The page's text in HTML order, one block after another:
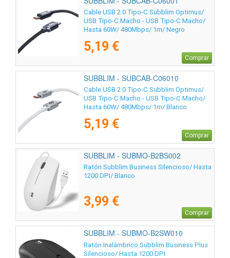
Cable USB 2.0 Tipo-C Subblim Optimus/
USB Tipo-C Macho - USB Tipo-C Macho/
Hasta 60W/ 480Mbps/ 1m/ Negro
5,19 €
Comprar
SUBBLIM - SUBCAB-C06010
Cable USB 2.0 Tipo-C Subblim Optimus/
USB Tipo-C Macho - USB Tipo-C Macho/
Hasta 60W/ 480Mbps/ 1m/ Blanco
5,19 €
Comprar
SUBBLIM - SUBMO-B2BS002
Ratón Subblim Business Silencioso/ Hasta
1200 DPI/ Blanco
3,99 €
Comprar
SUBBLIM - SUBMO-B2SW010
Ratón Inalámbrico Subblim Business Plus
Silencioso/ Hasta 1200 DPI